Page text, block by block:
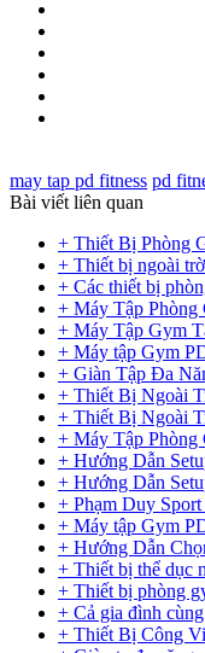
may tap pd fitness pd
Bài viết liên quan
+ Thiết Bị Phòng
+ Thiết bị ngoài
+ Các thiết bị
+ Máy Tập
+ Máy Tập Gym
+ Máy tập Gym
+ Giàn Tập Đa
+ Thiết Bị Ngoài
+ Thiết Bị Ngoài
+ Máy Tập Phòng
+ Hướng Dẫn
+ Hướng Dẫn
+ Phạm Duy
+ Máy tập Gym
+ Hướng Dẫn
+ Thiết bị thể dục
+ Thiết bị phòng
+ Cả gia đình
+ Thiết Bị Công